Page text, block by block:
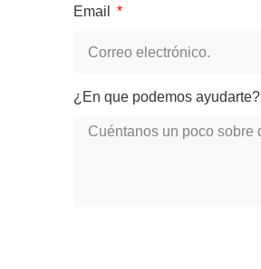
Email
¿En que podemos ayudarte?